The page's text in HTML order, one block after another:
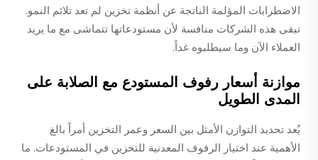
الاضطرابات المؤلمة الناتجة عن أنظمة تخزين لم تعد تلائم النمو.
تبقى هذه الشركات منافسة لأن مستودعاتها تتماشى مع ما يريد
العملاء الآن وما سيطلبوه غداً.
موازنة أسعار رفوف المستودع مع الصلابة على
المدى الطويل
يُعد تحديد التوازن الأمثل بين السعر وعمر التخزين أمراً بالغ
الأهمية عند اختيار الرفوف المعدنية للتخزين في المستودعات. ما